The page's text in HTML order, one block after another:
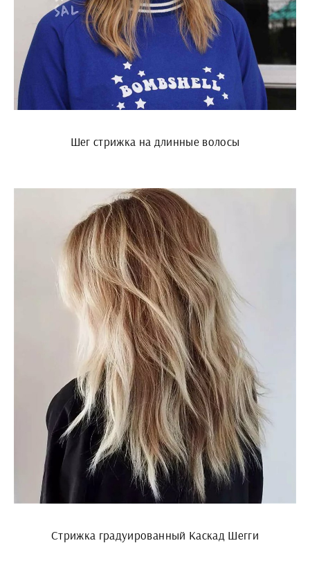
Шег стрижка на длинные волосы
Стрижка градуированный Каскад Шегги